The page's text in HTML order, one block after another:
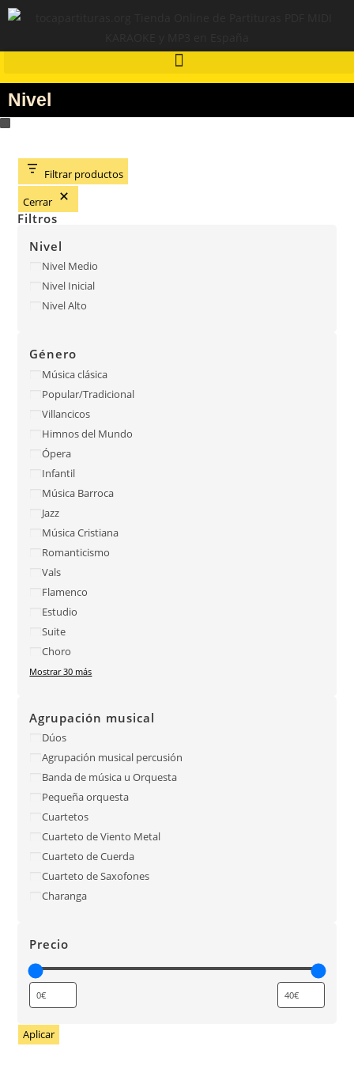
Nivel
Filtrar productos
Cerrar
Filtros
Nivel
Nivel Medio
Nivel Inicial
Nivel Alto
Género
Música clásica
Popular/Tradicional
Villancicos
Himnos del Mundo
Ópera
Infantil
Música Barroca
Jazz
Música Cristiana
Romanticismo
Vals
Flamenco
Estudio
Suite
Choro
Mostrar 30 más
Agrupación musical
Dúos
Agrupación musical percusión
Banda de música u Orquesta
Pequeña orquesta
Cuartetos
Cuarteto de Viento Metal
Cuarteto de Cuerda
Cuarteto de Saxofones
Charanga
Precio
Aplicar